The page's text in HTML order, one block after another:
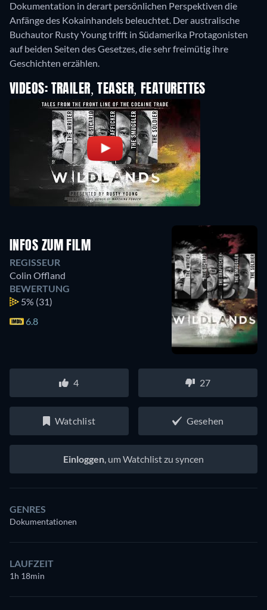
Dokumentation in derart persönlichen Perspektiven die
Anfänge des Kokainhandels beleuchtet. Der australische
Buchautor Rusty Young trifft in Südamerika Protagonisten
auf beiden Seiten des Gesetzes, die sehr freimütig ihre
Geschichten erzählen.
VIDEOS: TRAILER, TEASER, FEATURETTES
INFOS ZUM FILM
REGISSEUR
Colin Offland
BEWERTUNG
5% (31)
6.8
4 27
Watchlist Gesehen
Einloggen, um Watchlist zu syncen
GENRES
Dokumentationen
LAUFZEIT
1h 18min